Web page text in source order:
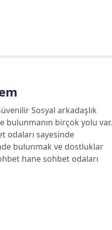
Sosyal arkadaşlık
bulunmanın birçok yolu var.
odaları sayesinde
bulunmak ve dostluklar
hane sohbet odaları